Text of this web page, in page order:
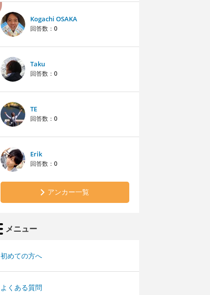
Kogachi OSAKA
回答数： 0
Taku
回答数： 0
TE
回答数： 0
Erik
回答数： 0
アンカー一覧
メニュー
初めての方へ
よくある質問